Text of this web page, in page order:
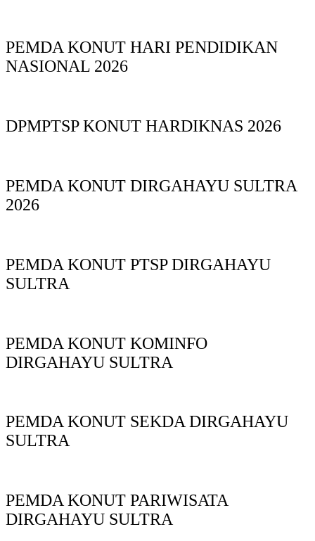
PEMDA KONUT HARI PENDIDIKAN
NASIONAL 2026
DPMPTSP KONUT HARDIKNAS 2026
PEMDA KONUT DIRGAHAYU SULTRA
2026
PEMDA KONUT PTSP DIRGAHAYU
SULTRA
PEMDA KONUT KOMINFO
DIRGAHAYU SULTRA
PEMDA KONUT SEKDA DIRGAHAYU
SULTRA
PEMDA KONUT PARIWISATA
DIRGAHAYU SULTRA